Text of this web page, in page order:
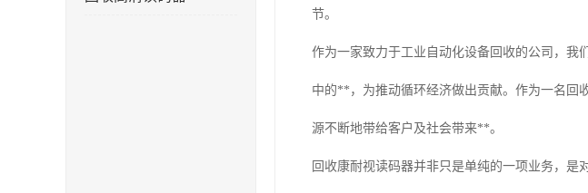
节。
作为一家致力于工业自动化设备回收的公司，我
中的**，为推动循环经济做出贡献。作为一名回
源不断地带给客户及社会带来**。
回收康耐视读码器并非只是单纯的一项业务，是